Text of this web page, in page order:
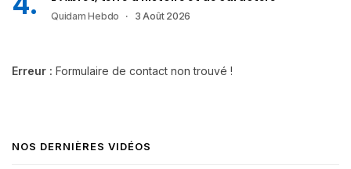
Quidam Hebdo 3 Août 2026
Erreur : Formulaire de contact non trouvé !
NOS DERNIÈRES VIDÉOS